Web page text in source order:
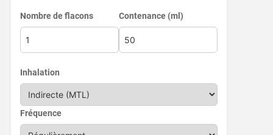
Nombre de flacons Contenance (ml)
Inhalation
Fréquence